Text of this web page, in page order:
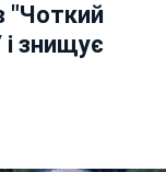
"Чоткий
знищує